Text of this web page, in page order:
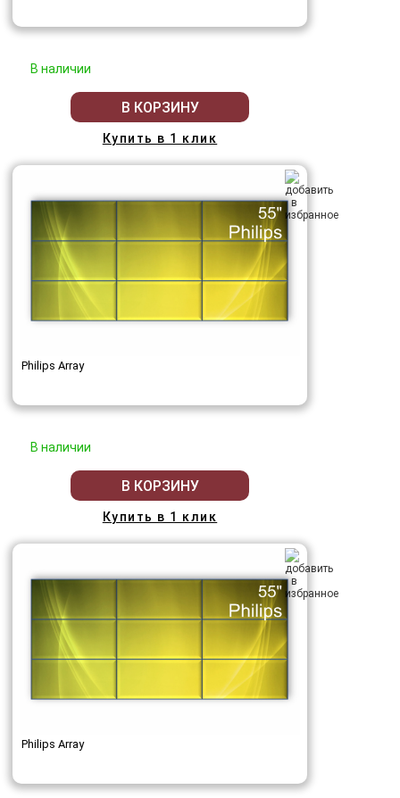
В наличии
В КОРЗИНУ
Купить в 1 клик
Philips Array
В наличии
В КОРЗИНУ
Купить в 1 клик
Philips Array